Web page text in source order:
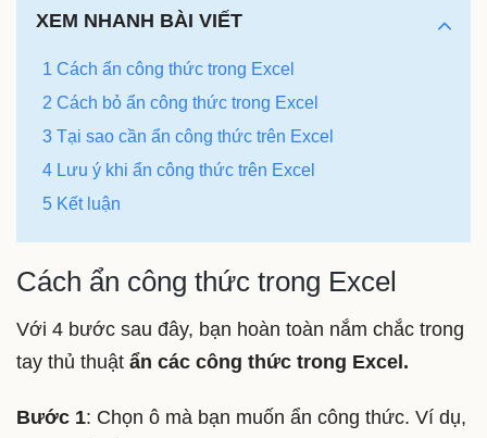
XEM NHANH BÀI VIẾT
1 Cách ẩn công thức trong Excel
2 Cách bỏ ẩn công thức trong Excel
3 Tại sao cần ẩn công thức trên Excel
4 Lưu ý khi ẩn công thức trên Excel
5 Kết luận
Cách ẩn công thức trong Excel
Với 4 bước sau đây, bạn hoàn toàn nắm chắc trong
tay thủ thuật ẩn các công thức trong Excel.
Bước 1: Chọn ô mà bạn muốn ẩn công thức. Ví dụ,